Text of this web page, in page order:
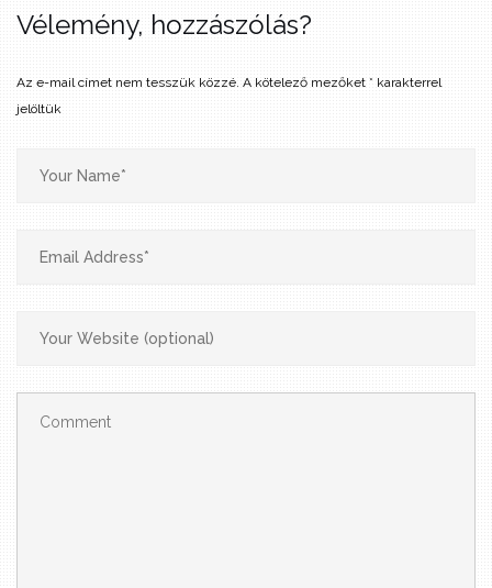
Vélemény, hozzászólás?
Az e-mail címet nem tesszük közzé. A kötelező mezőket * karakterrel
jelöltük